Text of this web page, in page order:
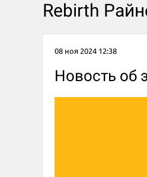
Rebirth
08 ноя 2024 12:38
Новость об